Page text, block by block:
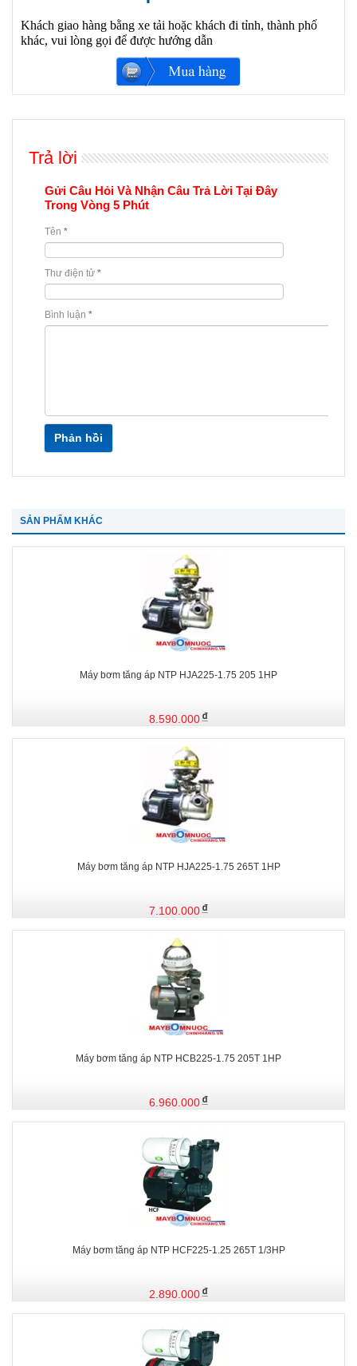
Khách giao hàng bằng xe tải hoặc khách đi tỉnh, thành phố
khác, vui lòng gọi để được hướng dẫn
Trả lời
Gửi Câu Hỏi Và Nhận Câu Trả Lời Tại Đây
Trong Vòng 5 Phút
Tên *
Thư điện tử *
Bình luận *
Phản hồi
SẢN PHẨM KHÁC
Máy bơm tăng áp NTP HJA225-1.75 205 1HP
8.590.000
Máy bơm tăng áp NTP HJA225-1.75 265T 1HP
7.100.000
Máy bơm tăng áp NTP HCB225-1.75 205T 1HP
6.960.000
Máy bơm tăng áp NTP HCF225-1.25 265T 1/3HP
2.890.000